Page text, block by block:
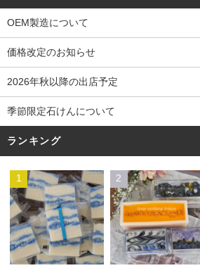
OEM製造について
価格改定のお知らせ
2026年秋以降の出店予定
季節限定石けんについて
ランキング
1 2